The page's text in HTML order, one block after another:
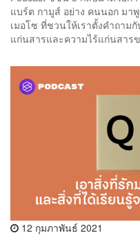
แบร์ต กามูส์ อย่าง คนนอก มาพู
เมอโซ ที่ชวนให้เราตั้งคำถาม
แก่นสารและความไร้แก่นสาร
12 กุมภาพันธ์ 2021